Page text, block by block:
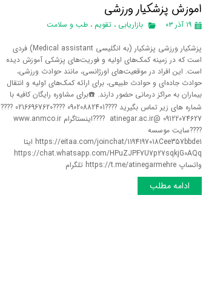
اموزش پزشکیار ورزشی
۱۹ آذر ۰۳ بازاریابی ، تقویم، طب و سلامت
پزشکیار ورزشی پزشکیار (به انگلیسی Medical assistant) فردی
است که در زمینه کمک‌های اولیه و فوریت‌های پزشکی آموزش دیده
است. این افراد در موقعیت‌های اورژانسی، مانند حوادث ورزشی،
حوادث جاده‌ای و حوادث طبیعی، برای ارائه کمک‌های اولیه و انتقال
بیماران به مراکز درمانی حضور دارند. ☎️برای مشاوره رایگان کافیه با
شماره های زیر تماس بگیرید ????09020882401 ????02166967620 ????
09122074627 @atinegar.ac.ir ????اینستاگرام www.anmco.ir
????سایت موسسه
https://eitaa.com/joinchat/1194197018Cee357bbde1 ایتا
https://chat.whatsapp.com/HPuZJPF7U7p27sqkjG0AQq
واتساپ https://t.me/atinegarmehre تلگرام
ادامه مطلب